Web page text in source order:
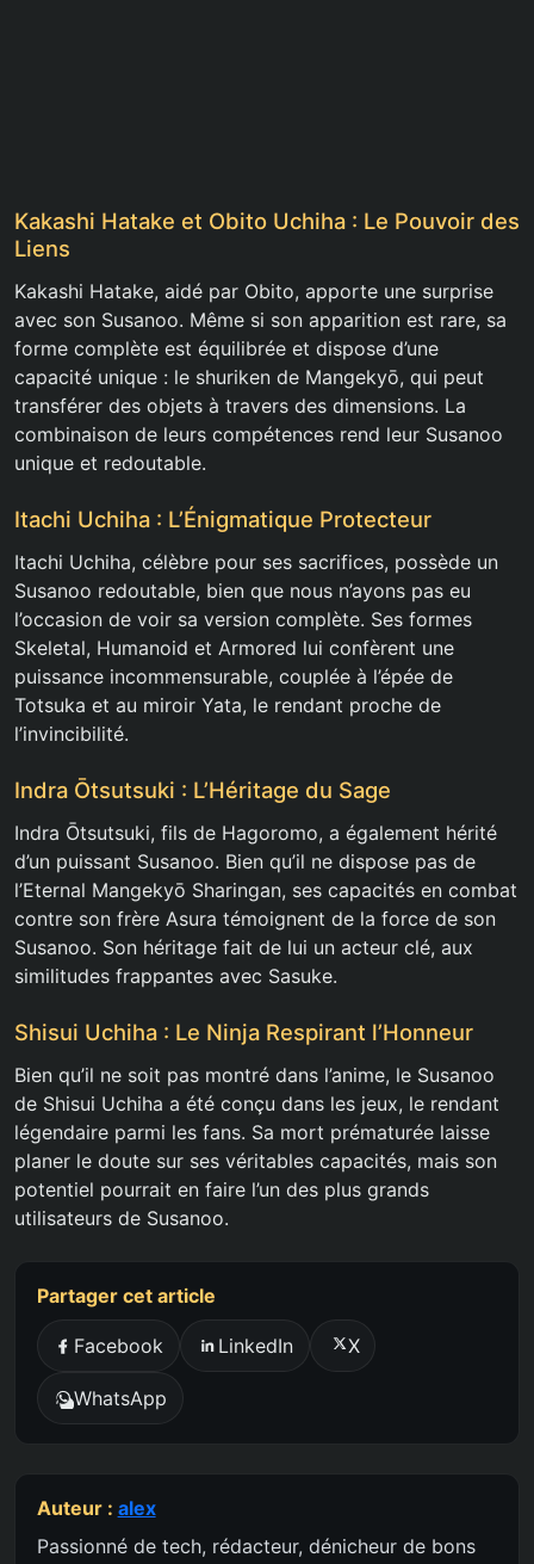
Kakashi Hatake et Obito Uchiha : Le Pouvoir des
Liens
Kakashi Hatake, aidé par Obito, apporte une surprise
avec son Susanoo. Même si son apparition est rare, sa
forme complète est équilibrée et dispose d’une
capacité unique : le shuriken de Mangekyō, qui peut
transférer des objets à travers des dimensions. La
combinaison de leurs compétences rend leur Susanoo
unique et redoutable.
Itachi Uchiha : L’Énigmatique Protecteur
Itachi Uchiha, célèbre pour ses sacrifices, possède un
Susanoo redoutable, bien que nous n’ayons pas eu
l’occasion de voir sa version complète. Ses formes
Skeletal, Humanoid et Armored lui confèrent une
puissance incommensurable, couplée à l’épée de
Totsuka et au miroir Yata, le rendant proche de
l’invincibilité.
Indra Ōtsutsuki : L’Héritage du Sage
Indra Ōtsutsuki, fils de Hagoromo, a également hérité
d’un puissant Susanoo. Bien qu’il ne dispose pas de
l’Eternal Mangekyō Sharingan, ses capacités en combat
contre son frère Asura témoignent de la force de son
Susanoo. Son héritage fait de lui un acteur clé, aux
similitudes frappantes avec Sasuke.
Shisui Uchiha : Le Ninja Respirant l’Honneur
Bien qu’il ne soit pas montré dans l’anime, le Susanoo
de Shisui Uchiha a été conçu dans les jeux, le rendant
légendaire parmi les fans. Sa mort prématurée laisse
planer le doute sur ses véritables capacités, mais son
potentiel pourrait en faire l’un des plus grands
utilisateurs de Susanoo.
Partager cet article
Facebook LinkedIn X
WhatsApp
Auteur : alex
Passionné de tech, rédacteur, dénicheur de bons